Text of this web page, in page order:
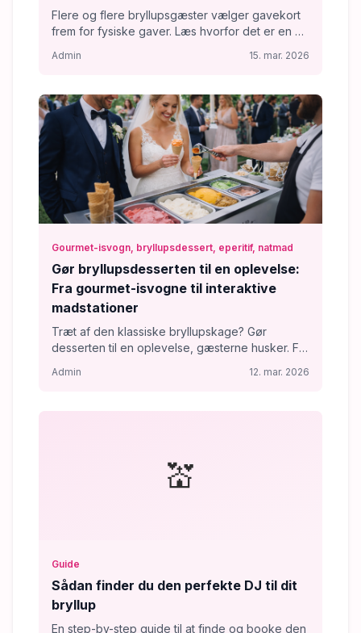
Flere og flere bryllupsgæster vælger gavekort
frem for fysiske gaver. Læs hvorfor det er en af
Admin 15. mar. 2026
Gourmet-isvogn, bryllupsdessert, eperitif, natmad
Gør bryllupsdesserten til en oplevelse:
Fra gourmet-isvogne til interaktive
madstationer
Træt af den klassiske bryllupskage? Gør
desserten til en oplevelse, gæsterne husker. Fra
duftende pandekageboder og barista-kaffe –
jeres store dag, uanset om det er til receptionen
Admin 12. mar. 2026
💒
Guide
Sådan finder du den perfekte DJ til dit
bryllup
En step-by-step guide til at finde og booke den